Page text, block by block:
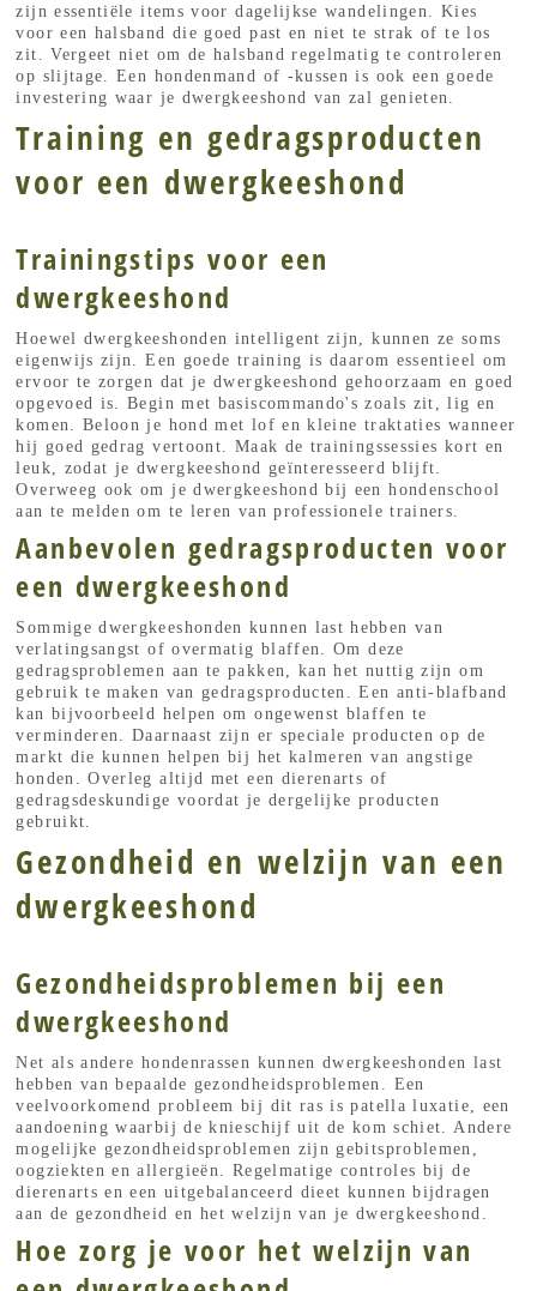
zijn essentiële items voor dagelijkse wandelingen. Kies
voor een halsband die goed past en niet te strak of te los
zit. Vergeet niet om de halsband regelmatig te controleren
op slijtage. Een hondenmand of -kussen is ook een goede
investering waar je dwergkeeshond van zal genieten.
Training en gedragsproducten
voor een dwergkeeshond
Trainingstips voor een
dwergkeeshond
Hoewel dwergkeeshonden intelligent zijn, kunnen ze soms
eigenwijs zijn. Een goede training is daarom essentieel om
ervoor te zorgen dat je dwergkeeshond gehoorzaam en goed
opgevoed is. Begin met basiscommando's zoals zit, lig en
komen. Beloon je hond met lof en kleine traktaties wanneer
hij goed gedrag vertoont. Maak de trainingssessies kort en
leuk, zodat je dwergkeeshond geïnteresseerd blijft.
Overweeg ook om je dwergkeeshond bij een hondenschool
aan te melden om te leren van professionele trainers.
Aanbevolen gedragsproducten voor
een dwergkeeshond
Sommige dwergkeeshonden kunnen last hebben van
verlatingsangst of overmatig blaffen. Om deze
gedragsproblemen aan te pakken, kan het nuttig zijn om
gebruik te maken van gedragsproducten. Een anti-blafband
kan bijvoorbeeld helpen om ongewenst blaffen te
verminderen. Daarnaast zijn er speciale producten op de
markt die kunnen helpen bij het kalmeren van angstige
honden. Overleg altijd met een dierenarts of
gedragsdeskundige voordat je dergelijke producten
gebruikt.
Gezondheid en welzijn van een
dwergkeeshond
Gezondheidsproblemen bij een
dwergkeeshond
Net als andere hondenrassen kunnen dwergkeeshonden last
hebben van bepaalde gezondheidsproblemen. Een
veelvoorkomend probleem bij dit ras is patella luxatie, een
aandoening waarbij de knieschijf uit de kom schiet. Andere
mogelijke gezondheidsproblemen zijn gebitsproblemen,
oogziekten en allergieën. Regelmatige controles bij de
dierenarts en een uitgebalanceerd dieet kunnen bijdragen
aan de gezondheid en het welzijn van je dwergkeeshond.
Hoe zorg je voor het welzijn van